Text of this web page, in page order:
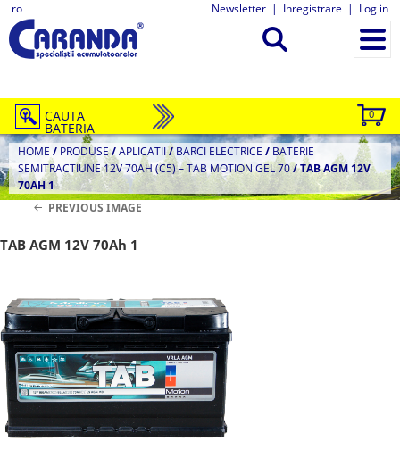
ro Newsletter | Inregistrare | Log in
0
CAUTA
BATERIA
HOME / PRODUSE/APLICATII/BARCI ELECTRICE / BATERIE
SEMITRACTIUNE 12V 70AH (C5) – TAB MOTION GEL 70/TAB AGM 12V
70AH 1
PREVIOUS IMAGE
TAB AGM 12V 70Ah 1